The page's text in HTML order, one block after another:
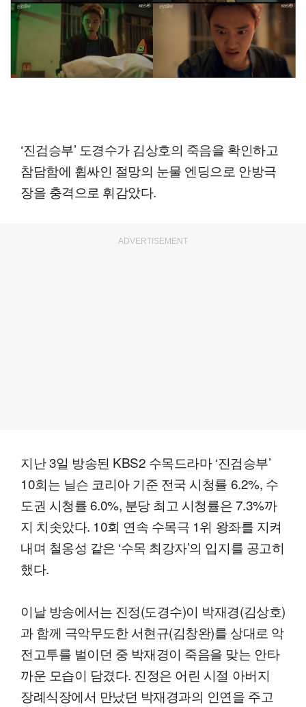
‘진검승부’ 도경수가 김상호의 죽음을 확인하고
참담함에 휩싸인 절망의 눈물 엔딩으로 안방극
장을 충격으로 휘감았다.
ADVERTISEMENT
지난 3일 방송된 KBS2 수목드라마 ‘진검승부’
10회는 닐슨 코리아 기준 전국 시청률 6.2%, 수
도권 시청률 6.0%, 분당 최고 시청률은 7.3%까
지 치솟았다. 10회 연속 수목극 1위 왕좌를 지켜
내며 철옹성 같은 ‘수목 최강자’의 입지를 공고히
했다.
이날 방송에서는 진정(도경수)이 박재경(김상호)
과 함께 극악무도한 서현규(김창완)를 상대로 악
전고투를 벌이던 중 박재경이 죽음을 맞는 안타
까운 모습이 담겼다. 진정은 어린 시절 아버지
장례식장에서 만났던 박재경과의 인연을 주고